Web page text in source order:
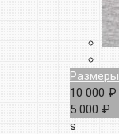
Размеры
10 000 ₽
5 000 ₽
s